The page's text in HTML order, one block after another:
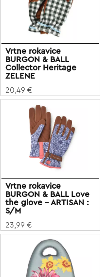
Vrtne rokavice
BURGON & BALL
Collector Heritage
ZELENE
20,49 €
Vrtne rokavice
BURGON & BALL Love
the glove - ARTISAN :
S/M
23,99 €